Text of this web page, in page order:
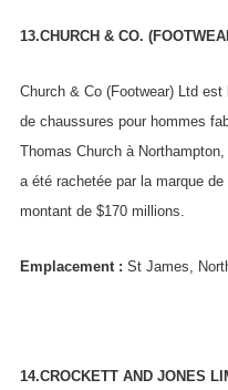
13.CHURCH & CO.
Church & Co (Footwear) Ltd
de chaussures pour hommes
Thomas Church à
a été rachetée par la marque
montant de $170 millions.
Emplacement : St James,
14.CROCKETT AND JONES